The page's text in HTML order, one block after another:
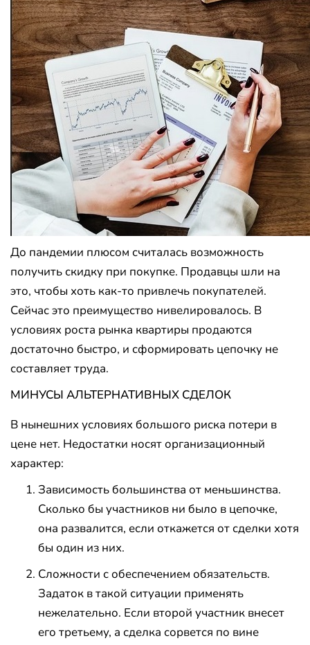
До пандемии плюсом считалась возможность
получить скидку при покупке. Продавцы шли на
это, чтобы хоть как-то привлечь покупателей.
Сейчас это преимущество нивелировалось. В
условиях роста рынка квартиры продаются
достаточно быстро, и сформировать цепочку не
составляет труда.
МИНУСЫ АЛЬТЕРНАТИВНЫХ СДЕЛОК
В нынешних условиях большого риска потери в
цене нет. Недостатки носят организационный
характер:
Зависимость большинства от меньшинства.
Сколько бы участников ни было в цепочке,
она развалится, если откажется от сделки хотя
бы один из них.
Сложности с обеспечением обязательств.
Задаток в такой ситуации применять
нежелательно. Если второй участник внесет
его третьему, а сделка сорвется по вине